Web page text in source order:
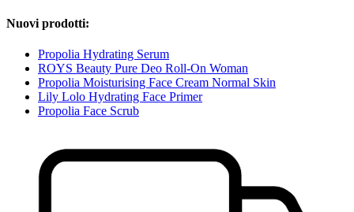
Nuovi prodotti:
Propolia Hydrating Serum
ROYS Beauty Pure Deo Roll-On Woman
Propolia Moisturising Face Cream Normal Skin
Lily Lolo Hydrating Face Primer
Propolia Face Scrub